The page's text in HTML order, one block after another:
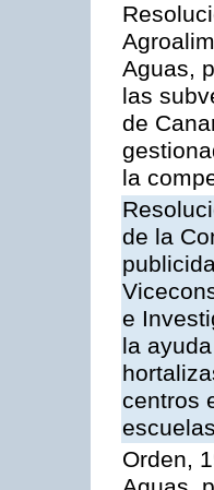
Aguas,
las
de
la
de la
e
la
centros
escuelas
Orden,